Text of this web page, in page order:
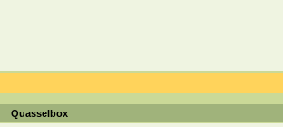
Quasselbox